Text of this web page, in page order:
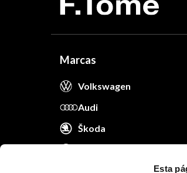
Esta
Marcas
Volkswagen
Audi
Škoda